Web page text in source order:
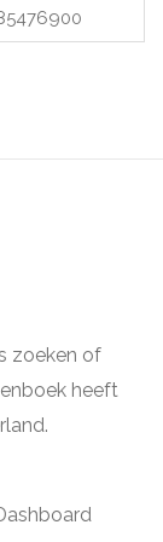
zoeken of
heeft